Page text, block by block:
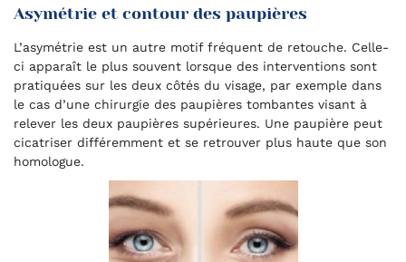
Asymétrie et contour des paupières
L’asymétrie est un autre motif fréquent de retouche. Celle-
ci apparaît le plus souvent lorsque des interventions sont
pratiquées sur les deux côtés du visage, par exemple dans
le cas d’une chirurgie des paupières tombantes visant à
relever les deux paupières supérieures. Une paupière peut
cicatriser différemment et se retrouver plus haute que son
homologue.